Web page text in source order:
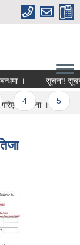
। सूचना!
4 5
सूचना ।